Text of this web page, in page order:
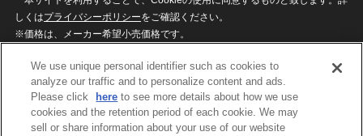
しくはプライバシーポリシーをご確認ください。
※価格は、メーカー希望小売価格です。
ざいますのでご了承ください。
privacypolicy
Do Not Sell or Share My
Personal Information
We use unique personal identifier such as cookies to
analyze our traffic and to personalize content and ads.
Please click
here to see more details about how we use
cookies and the retention period of each cookie. We may
sell or share information about your use of our website